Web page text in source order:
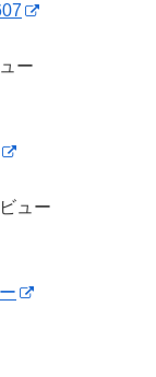
ー
ュー